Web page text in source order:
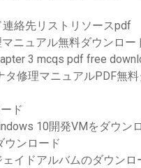
絡先リストリソースpdf
ニュアル無料ダウンロー
3 mcqs pdf free
修理マニュアルPDF無料
ド
10開発VMをダウン
ウンロード
イドアルバムのダウンロ